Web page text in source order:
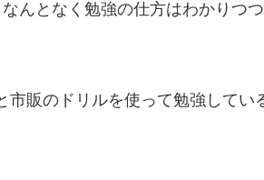
んとなく勉強の仕方はわかりつ
市販のドリルを使って勉強してい